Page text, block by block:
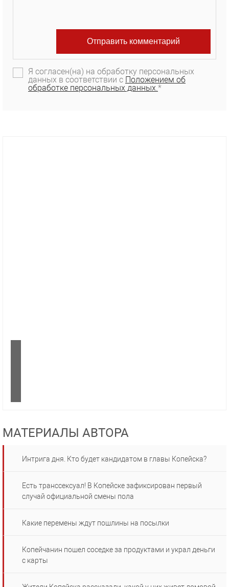
Я согласен(на) на обработку персональных
данных в соответствии с Положением об
обработке персональных данных.*
МАТЕРИАЛЫ АВТОРА
Интрига дня. Кто будет кандидатом в главы Копейска?
Есть транссексуал! В Копейске зафиксирован первый
случай официальной смены пола
Какие перемены ждут пошлины на посылки
Копейчанин пошел соседке за продуктами и украл деньги
с карты